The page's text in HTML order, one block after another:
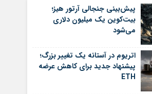
سروش
ایتا
آپارات
اپلیکیشن
کسب و کارهای گردشگری و هنر
معدن و ورزش
پیش‌بینی جنجالی آرتور هیز؛
بیت‌کوین یک میلیون دلاری
می‌شود
اتریوم در آستانه یک تغییر بزرگ؛
پیشنهاد جدید برای کاهش عرضه
ETH